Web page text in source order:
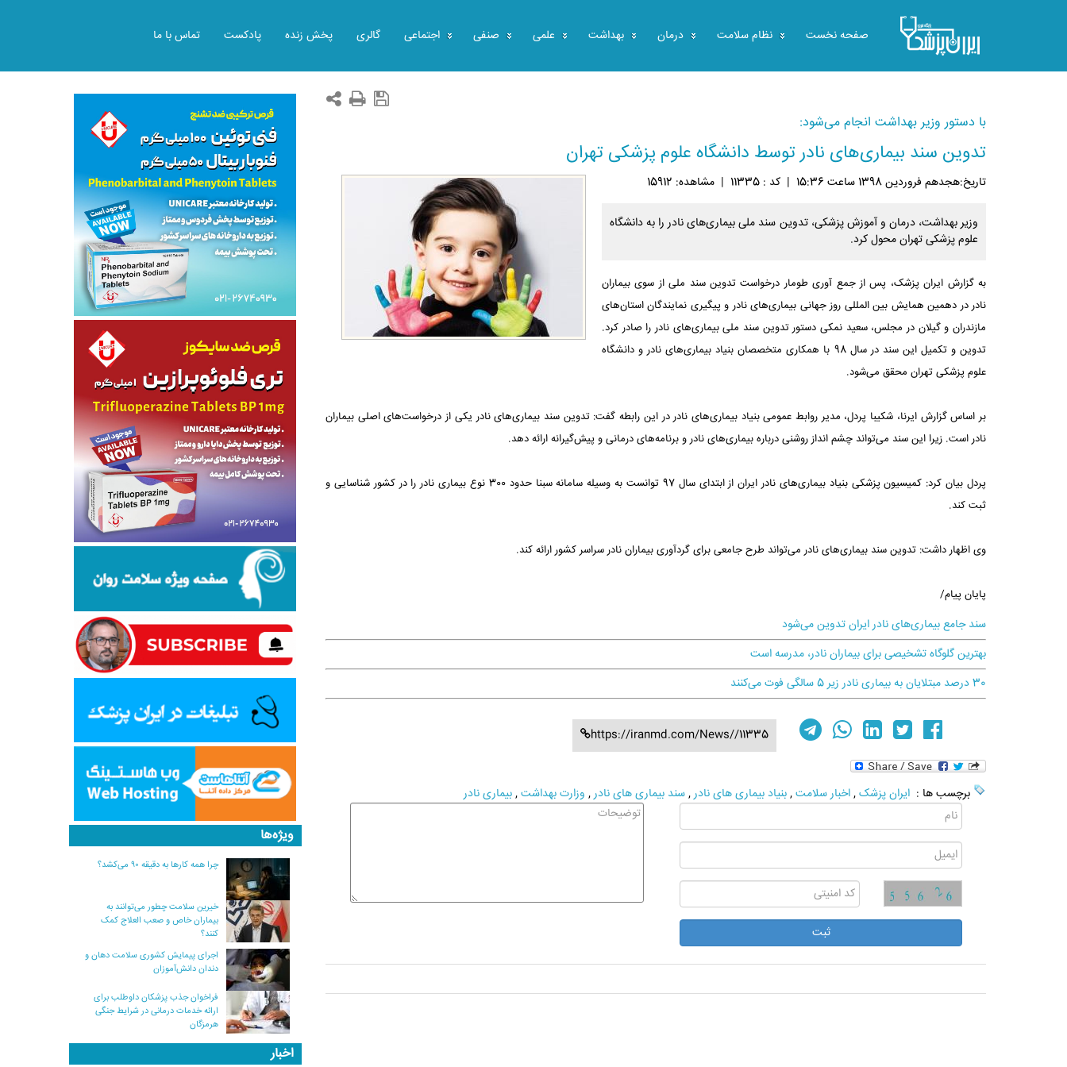
صفحه نخست نظام سلامت درمان بهداشت علمی صنفی اجتماعی گالری پخش زنده پادکست تماس با ما
با دستور وزیر بهداشت انجام می‌شود:
تدوین سند بیماری‌های نادر توسط دانشگاه علوم پزشکی تهران
تاريخ:هجدهم فروردين 1398 ساعت 15:36 | کد : 11335 | مشاهده: 15912
وزیر بهداشت، درمان و آموزش پزشکی، تدوین سند ملی بیماری‌های نادر را به دانشگاه
علوم پزشکی تهران محول کرد.
به گزارش ایران پزشک، پس از جمع آوری طومار درخواست تدوین سند ملی از سوی بیماران
نادر در دهمین همایش بین المللی روز جهانی بیماری‌های نادر و پیگیری نمایندگان استان‌های
مازندران و گیلان در مجلس، سعید نمکی دستور تدوین سند ملی بیماری‌های نادر را صادر کرد.
تدوین و تکمیل این سند در سال 98 با همکاری متخصصان بنیاد بیماری‌های نادر و دانشگاه
علوم پزشکی تهران محقق می‌شود.
بر اساس گزارش ایرنا، شکیبا پردل، مدیر روابط عمومی بنیاد بیماری‌های نادر در این رابطه گفت: تدوین سند بیماری‌های نادر یکی از درخواست‌های اصلی بیماران
نادر است. زیرا این سند می‌تواند چشم انداز روشنی درباره بیماری‌های نادر و برنامه‌های درمانی و پیش‌گیرانه ارائه دهد.
پردل بیان کرد: کمیسیون پزشکی بنیاد بیماری‌های نادر ایران از ابتدای سال 97 توانست به وسیله سامانه سبنا حدود 300 نوع بیماری نادر را در کشور شناسایی و
ثبت کند.
وی اظهار داشت: تدوین سند بیماری‌های نادر می‌تواند طرح جامعی برای گردآوری بیماران نادر سراسر کشور ارائه کند.
پایان پیام/
سند جامع بیماری‌های نادر ایران تدوین می‌شود
بهترین گلوگاه تشخیصی برای بیماران نادر، مدرسه است
30 درصد مبتلایان به بیماری نادر زیر 5 سالگی فوت می‌کنند
https://iranmd.com/News//11335
برچسب ها : ایران پزشک,اخبار سلامت,بنیاد بیماری های نادر,سند بیماری های نادر, وزارت بهداشت,بیماری نادر
ویژه‌ها
چرا همه کارها به دقیقه ۹۰ می‌کشد؟
خیرین سلامت چطور می‌توانند به
بیماران خاص و صعب العلاج کمک
کنند؟
اجرای پیمایش کشوری سلامت دهان و
دندان دانش‌آموزان
فراخوان جذب پزشکان داوطلب برای
ارائه خدمات درمانی در شرایط جنگی
هرمزگان
اخبار